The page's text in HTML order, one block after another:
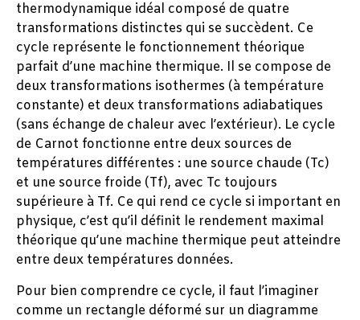
thermodynamique idéal composé de quatre
transformations distinctes qui se succèdent. Ce
cycle représente le fonctionnement théorique
parfait d’une machine thermique. Il se compose de
deux transformations isothermes (à température
constante) et deux transformations adiabatiques
(sans échange de chaleur avec l’extérieur). Le cycle
de Carnot fonctionne entre deux sources de
températures différentes : une source chaude (Tc)
et une source froide (Tf), avec Tc toujours
supérieure à Tf. Ce qui rend ce cycle si important en
physique, c’est qu’il définit le rendement maximal
théorique qu’une machine thermique peut atteindre
entre deux températures données.
Pour bien comprendre ce cycle, il faut l’imaginer
comme un rectangle déformé sur un diagramme